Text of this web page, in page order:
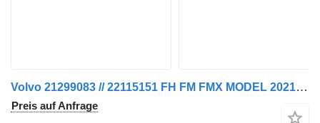
Volvo 21299083 // 22115151 FH FM FMX MODEL 2021 EURO 6 Vorderachse für Sattelzugmaschine
Preis auf Anfrage